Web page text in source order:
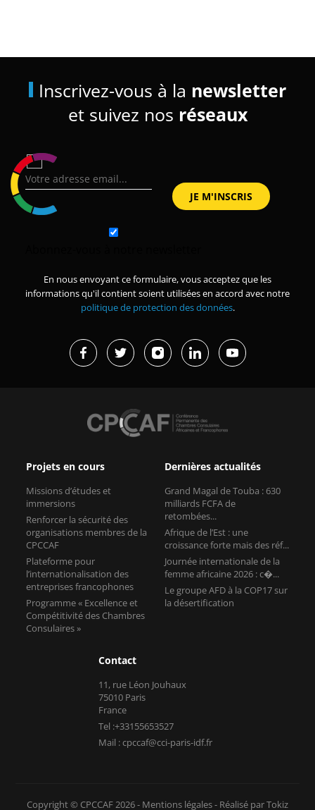
Inscrivez-vous à la newsletter
et suivez nos réseaux
En nous envoyant ce formulaire, vous acceptez que les
informations qu'il contient soient utilisées en accord avec notre
politique de protection des données.
Projets en cours
Missions d’études et
immersions
Renforcer la sécurité des
organisations membres de la
CPCCAF
Plateforme pour
l’internationalisation des
entreprises francophones
Programme « Excellence et
Compétitivité des Chambres
Consulaires »
Dernières actualités
Grand Magal de Touba : 630
milliards FCFA de
retombées...
Afrique de l’Est : une
croissance forte mais des réf...
Journée internationale de la
femme africaine 2026 : c�...
Le groupe AFD à la COP17 sur
la désertification
Contact
11, rue Léon Jouhaux
75010 Paris
France
Tel :+33155653527
Mail : cpccaf@cci-paris-idf.fr
Copyright © CPCCAF 2026 - Mentions légales- Réalisé par Tokiz